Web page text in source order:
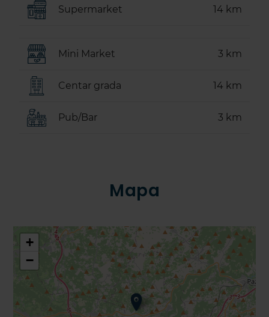
Supermarket 14 km
Mini Market 3 km
Centar grada 14 km
Pub/Bar 3 km
Mapa
+
−